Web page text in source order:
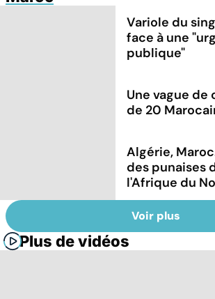
Variole du
face à une
publique"
Une vague
de 20
Algérie,
des punaises
l'Afrique du
Voir plus
Plus de vidéos